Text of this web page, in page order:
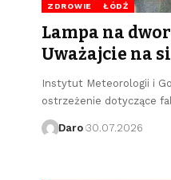
ZDROWIE ŁÓDŹ
Lampa na
Uważajcie na
Instytut Meteorologii i
ostrzeżenie dotyczące
Daro 30.07.2026